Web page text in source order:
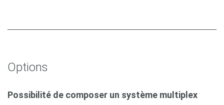
Options
Possibilité de composer un système multiplex